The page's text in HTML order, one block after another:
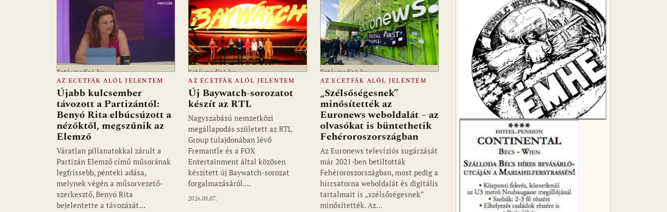
Fotó: media1.hu
AZ ECETFÁK ALÓL JELENTEM
Újabb kulcsember
távozott a Partizántól:
Benyó Rita elbúcsúzott a
nézőktől, megszűnik az
Elemző
Váratlan pillanatokkal zárult a
Partizán Elemző című műsorának
legfrissebb, pénteki adása,
melynek végén a műsorvezető-
szerkesztő, Benyó Rita
bejelentette a távozását…
Fotó: media1.hu
AZ ECETFÁK ALÓL JELENTEM
Új Baywatch-sorozatot
készít az RTL
Nagyszabású nemzetközi
megállapodás született az RTL
Group tulajdonában lévő
Fremantle és a FOX
Entertainment által közösen
készített új Baywatch-sorozat
forgalmazásáról.…
2026.08.07.
Fotó: media1.hu
AZ ECETFÁK ALÓL JELENTEM
„Szélsőségesnek”
minősítették az
Euronews weboldalát – az
olvasókat is büntethetik
Fehéroroszországban
Az Euronews televíziós sugárzását
már 2021-ben betiltották
Fehéroroszországban, most pedig a
hírcsatorna weboldalát és digitális
tartalmait is „szélsőségesnek”
minősítették. Az…